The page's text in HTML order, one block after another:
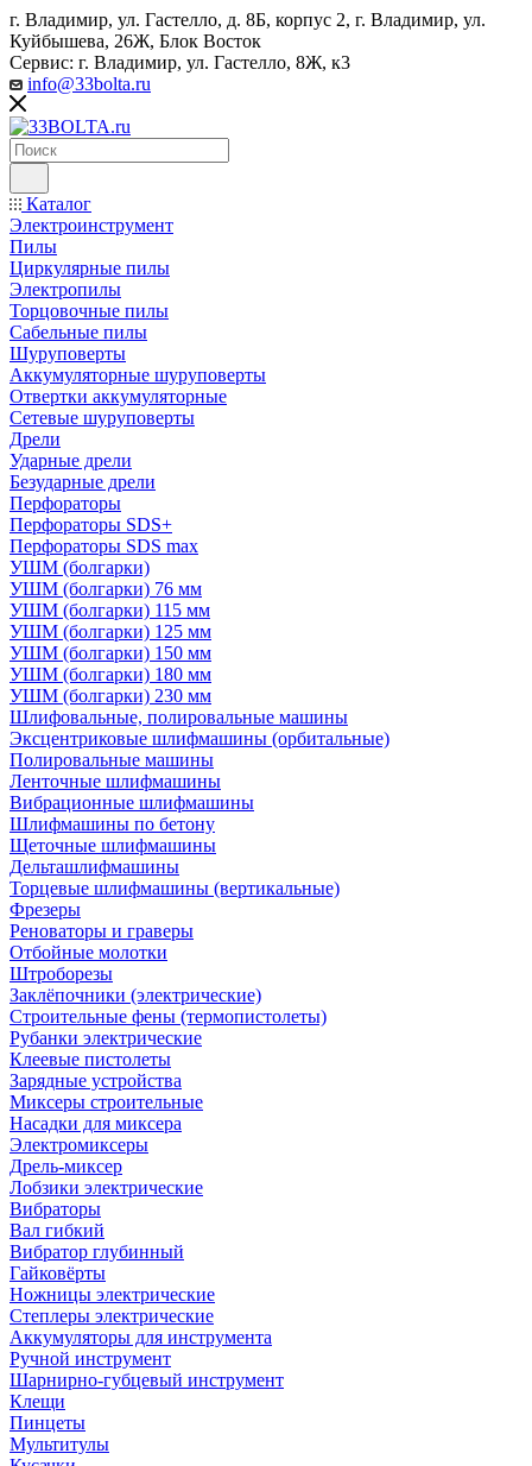
г. Владимир, ул. Гастелло, д. 8Б, корпус 2, г. Владимир, ул. ​
Куйбышева, 26Ж, Блок Восток
Сервис: г. Владимир, ул. Гастелло, 8Ж, к3
info@33bolta.ru
Каталог
Электроинструмент
Пилы
Циркулярные пилы
Электропилы
Торцовочные пилы
Сабельные пилы
Шуруповерты
Аккумуляторные шуруповерты
Отвертки аккумуляторные
Сетевые шуруповерты
Дрели
Ударные дрели
Безударные дрели
Перфораторы
Перфораторы SDS+
Перфораторы SDS max
УШМ (болгарки)
УШМ (болгарки) 76 мм
УШМ (болгарки) 115 мм
УШМ (болгарки) 125 мм
УШМ (болгарки) 150 мм
УШМ (болгарки) 180 мм
УШМ (болгарки) 230 мм
Шлифовальные, полировальные машины
Эксцентриковые шлифмашины (орбитальные)
Полировальные машины
Ленточные шлифмашины
Вибрационные шлифмашины
Шлифмашины по бетону
Щеточные шлифмашины
Дельташлифмашины
Торцевые шлифмашины (вертикальные)
Фрезеры
Реноваторы и граверы
Отбойные молотки
Штроборезы
Заклёпочники (электрические)
Строительные фены (термопистолеты)
Рубанки электрические
Клеевые пистолеты
Зарядные устройства
Миксеры строительные
Насадки для миксера
Электромиксеры
Дрель-миксер
Лобзики электрические
Вибраторы
Вал гибкий
Вибратор глубинный
Гайковёрты
Ножницы электрические
Степлеры электрические
Аккумуляторы для инструмента
Ручной инструмент
Шарнирно-губцевый инструмент
Клещи
Пинцеты
Мультитулы